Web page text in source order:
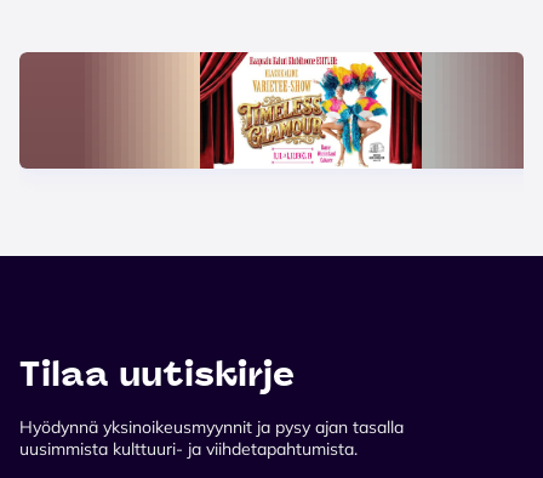
Tilaa uutiskirje
Hyödynnä yksinoikeusmyynnit ja pysy ajan tasalla
uusimmista kulttuuri- ja viihdetapahtumista.